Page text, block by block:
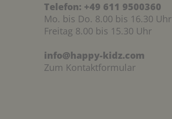
Telefon: +49 611 9500360
Mo. bis Do. 8.00 bis 16.30 Uhr
Freitag 8.00 bis 15.30 Uhr
info@happy-kidz.com
Zum Kontaktformular